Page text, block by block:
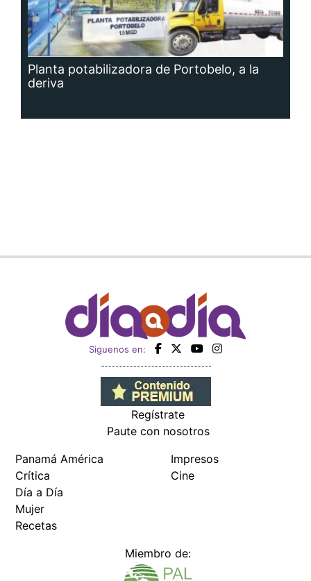
Planta potabilizadora de Portobelo, a la
deriva
Siguenos en:
Regístrate
Paute con nosotros
Panamá América
Crítica
Día a Día
Mujer
Recetas
Impresos
Cine
Miembro de: